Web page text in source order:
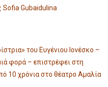
Sofia Gubaidulina
του Ευγένιου Ιονέσκο –
φορά – επιστρέφει στη
10 χρόνια στο θέατρο Αμαλία